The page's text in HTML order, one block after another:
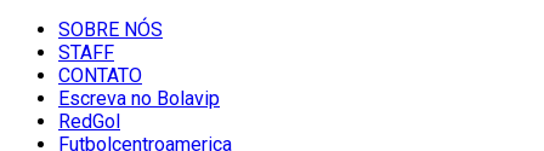
SOBRE NÓS
STAFF
CONTATO
Escreva no Bolavip
RedGol
Futbolcentroamerica